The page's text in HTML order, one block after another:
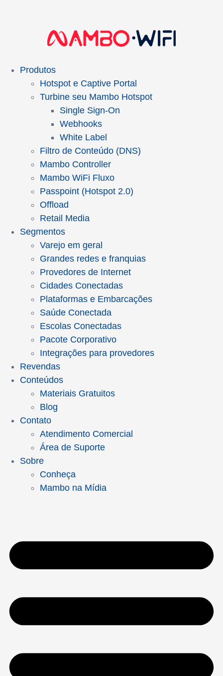
Produtos
Hotspot e Captive Portal
Turbine seu Mambo Hotspot
Single Sign-On
Webhooks
White Label
Filtro de Conteúdo (DNS)
Mambo Controller
Mambo WiFi Fluxo
Passpoint (Hotspot 2.0)
Offload
Retail Media
Segmentos
Varejo em geral
Grandes redes e franquias
Provedores de Internet
Cidades Conectadas
Plataformas e Embarcações
Saúde Conectada
Escolas Conectadas
Pacote Corporativo
Integrações para provedores
Revendas
Conteúdos
Materiais Gratuitos
Blog
Contato
Atendimento Comercial
Área de Suporte
Sobre
Conheça
Mambo na Mídia